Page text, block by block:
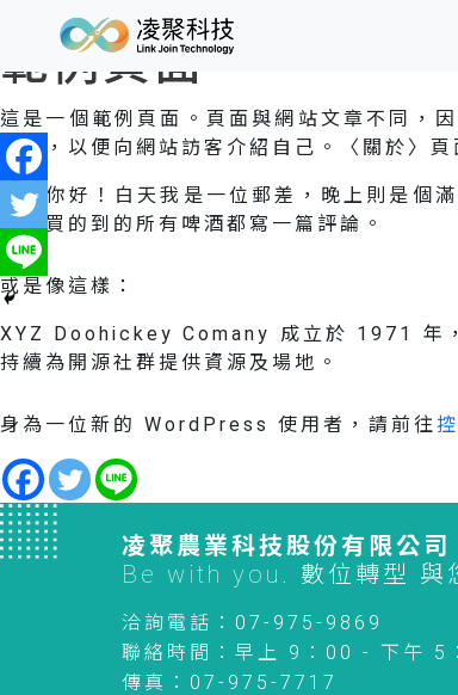
範例頁面
這是一個範例頁面。頁面與網站文章不同，
頁面，以便向網站訪客介紹自己。〈關於〉頁
嗨，你好！白天我是一位郵差，晚上則是個
面上買的到的所有啤酒都寫一篇評論。
或是像這樣：
XYZ Doohickey Comany 成立於 1971 年
持續為開源社群提供資源及場地。
身為一位新的 WordPress 使用者，請前往
凌聚農業科技股份有限公司
Be with you. 數位轉型 與
洽詢電話： 07-975-9869
聯絡時間： 早上 9：00 - 下午 5
傳真： 07-975-7717